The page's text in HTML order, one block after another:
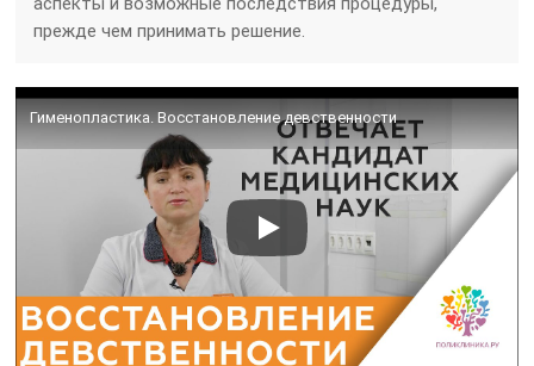
прежде чем принимать решение.
Гименопластика. Восстановление девственности